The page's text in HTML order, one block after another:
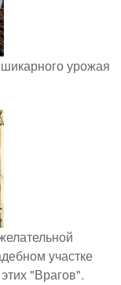
урожая
участке
"Врагов".